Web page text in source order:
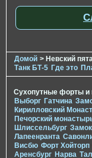
Домой > Невский
Танк БТ-5 Где это
Сухопутные форты и
Выборг Гатчина
Кирилловский
Печорcкий
Шлиссельбург
Лапеенранта
Висбю Форт Хойторп
Аренсбург Нарва